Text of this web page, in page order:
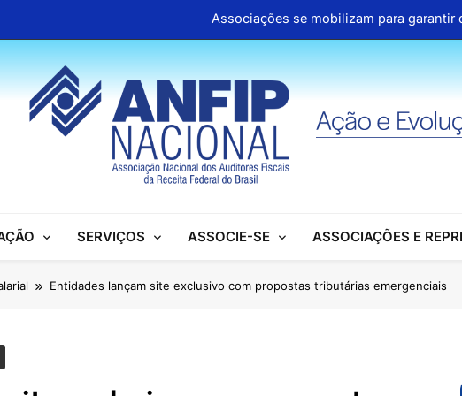
Associações se mobilizam para
ANFIP Nacional participa de
Cartilhas da Decipex estão
Associações se mobilizam para garantir
Cartilhas da Decipex estão
SERVIÇOS ASSOCIE-SE ASSOCIAÇÕES E
Entidades lançam site exclusivo com propostas tributárias emergenciais